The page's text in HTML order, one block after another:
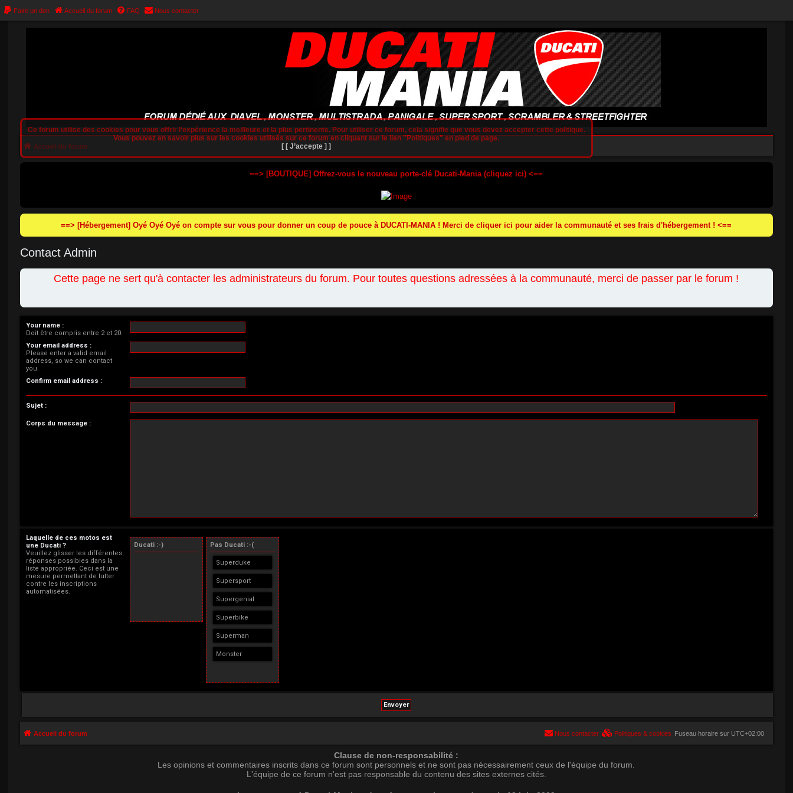
Faire un don Accueil du forum FAQ Nous contacter
Accueil du forum
==> [BOUTIQUE] Offrez-vous le nouveau porte-clé Ducati-Mania (cliquez ici) <==
==> [Hébergement] Oyé Oyé Oyé on compte sur vous pour donner un coup de pouce à DUCATI-MANIA ! Merci de cliquer ici pour aider la communauté et ses frais d'hébergement ! <==
Contact Admin
Cette page ne sert qu'à contacter les administrateurs du forum. Pour toutes questions adressées à la communauté, merci de passer par le forum !
Your name :
Doit être compris entre 2 et 20.
Your email address :
Please enter a valid email
address, so we can contact
you.
Confirm email address :
Sujet :
Corps du message :
Laquelle de ces motos est
une Ducati ?
Veuillez glisser les différentes
réponses possibles dans la
liste appropriée. Ceci est une
mesure permettant de lutter
contre les inscriptions
automatisées.
Ducati :-) Pas Ducati :-(
Superduke
Supersport
Supergenial
Superbike
Superman
Monster
Ce forum utilise des cookies pour vous offrir l‘expérience la meilleure et la plus pertinente. Pour utiliser ce forum, cela signifie que vous devez accepter cette politique.
Vous pouvez en savoir plus sur les cookies utilisés sur ce forum en cliquant sur le lien "Politiques" en pied de page.
[ [ J’accepte ] ]
Accueil du forum Fuseau horaire sur UTC+02:00
Politiques & cookies
Nous contacter
Clause de non-responsabilité :
Les opinions et commentaires inscrits dans ce forum sont personnels et ne sont pas nécessairement ceux de l'équipe du forum.
L'équipe de ce forum n'est pas responsable du contenu des sites externes cités.